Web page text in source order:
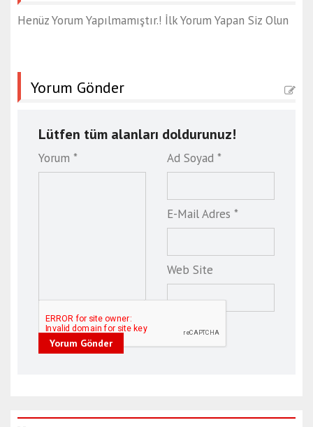
Henüz Yorum Yapılmamıştır.! İlk Yorum Yapan Siz Olun
Yorum Gönder
Lütfen tüm alanları doldurunuz!
Yorum * Ad Soyad *
E-Mail Adres *
Web Site
Yorum Gönder